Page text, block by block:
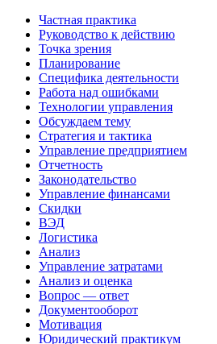
Частная практика
Руководство к действию
Точка зрения
Планирование
Специфика деятельности
Работа над ошибками
Технологии управления
Обсуждаем тему
Стратегия и тактика
Управление предприятием
Отчетность
Законодательство
Управление финансами
Скидки
ВЭД
Логистика
Анализ
Управление затратами
Анализ и оценка
Вопрос — ответ
Документооборот
Мотивация
Юридический практикум